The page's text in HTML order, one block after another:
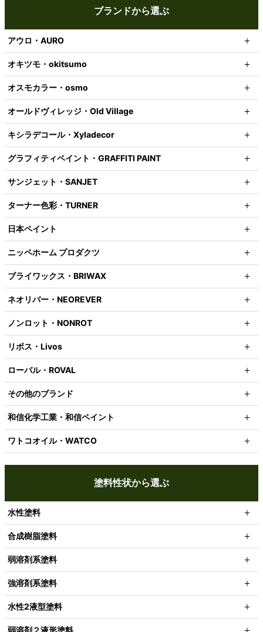
ブランドから選ぶ
アウロ・AURO
オキツモ・okitsumo
オスモカラー・osmo
オールドヴィレッジ・Old Village
キシラデコール・Xyladecor
グラフィティペイント・GRAFFITI PAINT
サンジェット・SANJET
ターナー色彩・TURNER
日本ペイント
ニッペホーム プロダクツ
ブライワックス・BRIWAX
ネオリバー・NEOREVER
ノンロット・NONROT
リボス・Livos
ローバル・ROVAL
その他のブランド
和信化学工業・和信ペイント
ワトコオイル・WATCO
塗料性状から選ぶ
水性塗料
合成樹脂塗料
弱溶剤系塗料
強溶剤系塗料
水性2液型塗料